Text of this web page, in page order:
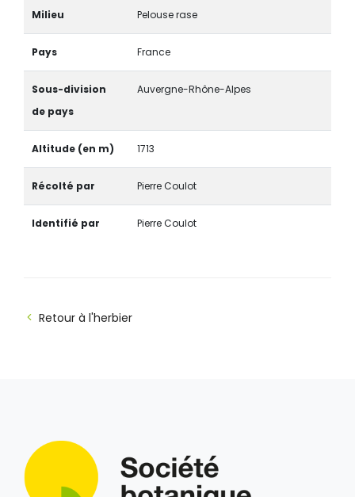
Milieu Pelouse rase
Pays France
Sous-division
de pays
Auvergne-Rhône-Alpes
Altitude (en m) 1713
Récolté par Pierre Coulot
Identifié par Pierre Coulot
Retour à l'herbier